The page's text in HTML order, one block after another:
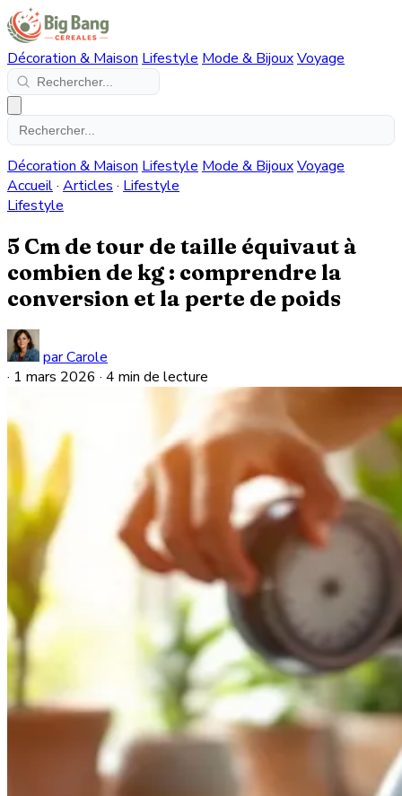
Décoration & Maison Lifestyle Mode & BijouxVoyage
Décoration & Maison Lifestyle Mode & BijouxVoyage
Accueil· Articles · Lifestyle
Lifestyle
5 Cm de tour de taille équivaut à
combien de kg : comprendre la
conversion et la perte de poids
par Carole
· 1 mars 2026 · 4 min de lecture